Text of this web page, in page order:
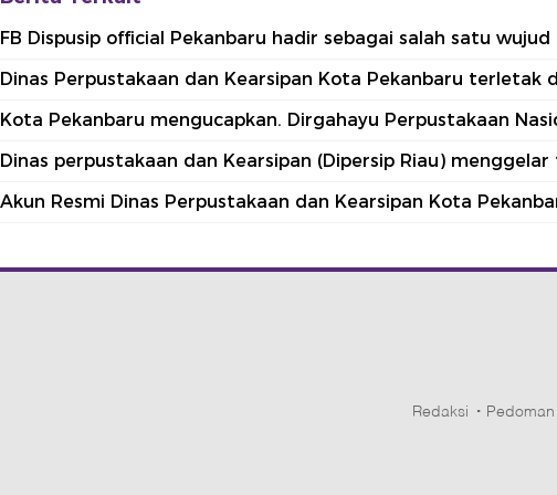
FB Dispusip official Pekanbaru hadir sebagai salah satu
Dinas Perpustakaan dan Kearsipan Kota Pekanbaru terletak
Kota Pekanbaru mengucapkan. Dirgahayu Perpustakaan
Dinas perpustakaan dan Kearsipan (Dipersip Riau)
Akun Resmi Dinas Perpustakaan dan Kearsipan Kota
Redaksi